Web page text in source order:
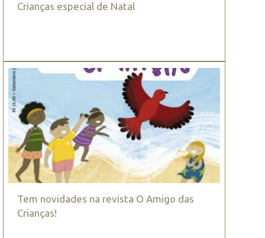
Crianças especial de Natal
Tem novidades na revista O Amigo das
Crianças!